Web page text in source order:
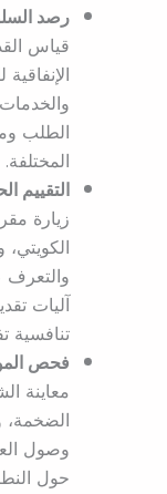
رصد
قياس
الطلب
المختلفة.
التقييم
زيارة
آليات
تنافسية
فحص
معاينة
الضخمة،
وصول
حول